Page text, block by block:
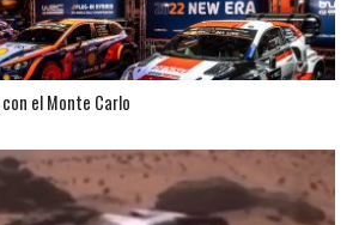
el Monte Carlo